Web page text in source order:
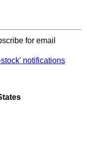
for email
notifications